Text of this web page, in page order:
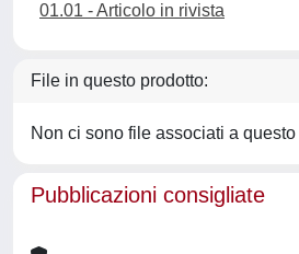
01.01 - Articolo in rivista
File in questo prodotto:
Non ci sono file associati a questo
Pubblicazioni consigliate